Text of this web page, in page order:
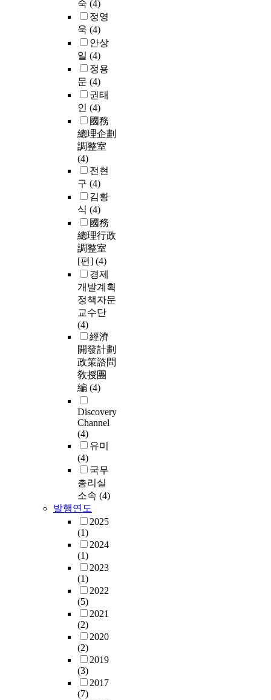
숙 (4)
정영
욱 (4)
안상
일 (4)
정용
문 (4)
권태
인 (4)
國務
總理企劃
調整室
(4)
전현
구 (4)
김황
식 (4)
國務
總理行政
調整室
[편] (4)
경제
개발계획
정책자문
교수단
(4)
經濟
開發計劃
政策諮問
敎授團
編 (4)
Discovery
Channel
(4)
유미
(4)
국무
총리실
소속 (4)
발행연도
2025
(1)
2024
(1)
2023
(1)
2022
(5)
2021
(2)
2020
(2)
2019
(3)
2017
(7)